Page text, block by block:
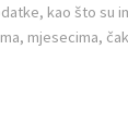
vaše
slučaju da
kao što su
mjesecima,